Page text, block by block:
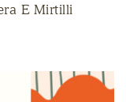
E Mirtilli